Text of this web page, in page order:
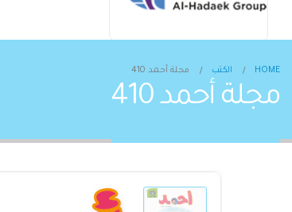
HOME الكتب مجلة أحمد 410
مجلة أحمد 410